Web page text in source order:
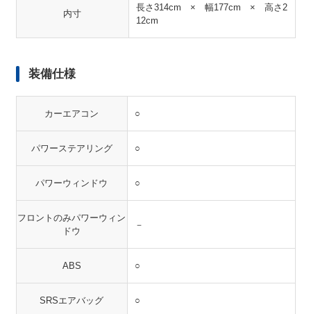
内寸
長さ314cm × 幅177cm × 高さ2
12cm
装備仕様
カーエアコン ○
パワーステアリング ○
パワーウィンドウ ○
フロントのみパワーウィン
ドウ
－
ABS ○
SRSエアバッグ ○